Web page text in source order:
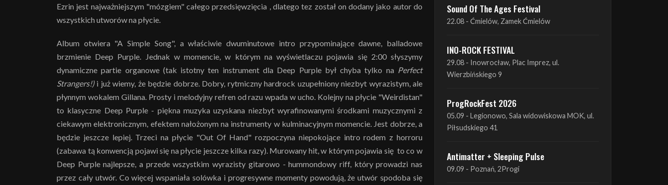
Ezrin jest najważniejszym "mózgiem" całego przedsięwzięcia , dlatego tez został on dodany jako autor do
wszystkich utworów na płycie.
Album otwiera "A Simple Song", a właściwie dwuminutowe intro przypominające dawne, balladowe
brzmienie Deep Purple. Jednak w momencie, w którym na wyświetlaczu pojawia się 2:00 słyszymy
dynamiczne partie organowe (tak istotny ten instrument dla Deep Purple był chyba tylko na Perfect
Strangers!)i już wiemy, że będzie dobrze. Dobry, rytmiczny hardrock uzupełniony niezbyt wyrazistym, ale
płynnym wokalem Gillana. Prosty i melodyjny refren od razu wpada w ucho. Kolejny na płycie "Weirdistan"
to klasyczne Deep Purple - piękna muzyka uzyskana niezbyt wyrafinowanymi środkami muzycznymi z
ciekawym elektronicznym, efektem nałożonym na instrumenty w kulminacyjnym momencie. Jest dobrze, a
będzie jeszcze lepiej. Trzeci na płycie "Out Of Hand" rozpoczyna niepokojące intro rodem z horroru
(zabawa tą konwencją pojawi się na płycie jeszcze kilka razy). Murowany hit, w którym pojawia się to co w
Deep Purple najlepsze, a przede wszystkim wyrazisty gitarowo - hummondowy riff, który prowadzi nas
przez cały utwór. Co więcej wspaniała solówka i progresywne momenty powodują, że utwór spodoba się
INO-ROCK FESTIVAL
29.08 - Inowrocław, Plac Imprez, ul.
ProgRockFest 2026
05.09 - Legionowo, Sala widowiskowa MOK, ul.
Antimatter + Sleeping Pulse
09.09 - Poznań, 2Progi
Amelia Tokarska - Celtic Tales Quartet
10.09 - Rybnik, Teatr Ziemi Rybnickiej